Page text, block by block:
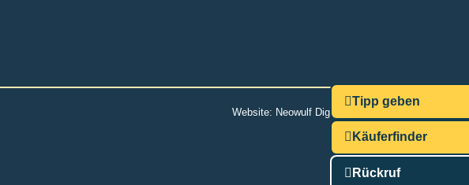
Tipp geben
Käuferfinder
Rückruf
Website: Neowulf Digitalmarketing